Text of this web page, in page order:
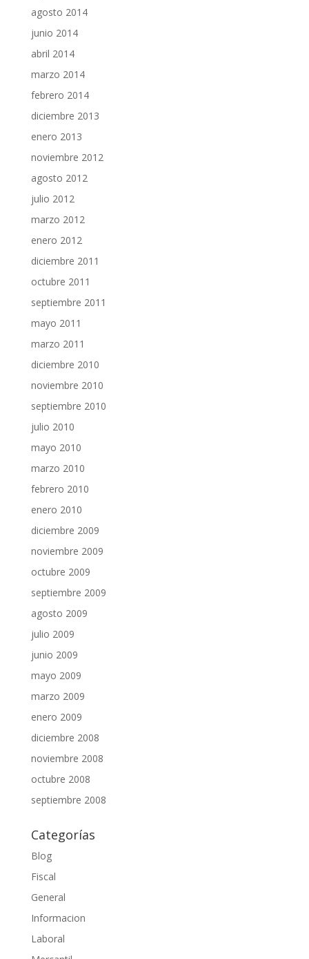
agosto 2014
junio 2014
abril 2014
marzo 2014
febrero 2014
diciembre 2013
enero 2013
noviembre 2012
agosto 2012
julio 2012
marzo 2012
enero 2012
diciembre 2011
octubre 2011
septiembre 2011
mayo 2011
marzo 2011
diciembre 2010
noviembre 2010
septiembre 2010
julio 2010
mayo 2010
marzo 2010
febrero 2010
enero 2010
diciembre 2009
noviembre 2009
octubre 2009
septiembre 2009
agosto 2009
julio 2009
junio 2009
mayo 2009
marzo 2009
enero 2009
diciembre 2008
noviembre 2008
octubre 2008
septiembre 2008
Categorías
Blog
Fiscal
General
Informacion
Laboral